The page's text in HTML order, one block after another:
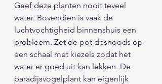
Geef deze planten nooit teveel
water. Bovendien is vaak de
luchtvochtigheid binnenshuis een
probleem. Zet de pot desnoods op
een schaal met kiezels zodat het
water er goed uit kan lekken. De
paradijsvogelplant kan eigenlijk